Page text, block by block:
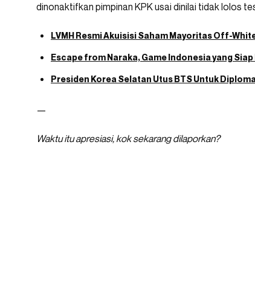
dinonaktifkan pimpinan KPK usai dinilai tidak lolos
LVMH Resmi Akuisisi Saham Mayoritas Off-
Escape from Naraka, Game Indonesia yang
Presiden Korea Selatan Utus BTS Untuk
—
Waktu itu apresiasi, kok sekarang dilaporkan?